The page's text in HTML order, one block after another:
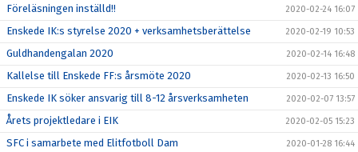
Föreläsningen inställd!! 2020-02-24 16:07
Enskede IK:s styrelse 2020 + verksamhetsberättelse 2020-02-19 10:53
Guldhandengalan 2020 2020-02-14 16:48
Kallelse till Enskede FF:s årsmöte 2020 2020-02-13 16:50
Enskede IK söker ansvarig till 8-12 årsverksamheten 2020-02-07 13:57
Årets projektledare i EIK 2020-02-05 15:23
SFC i samarbete med Elitfotboll Dam 2020-01-28 16:44